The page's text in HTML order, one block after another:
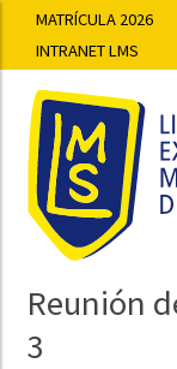
MATRÍCULA 2026
INTRANET LMS
Reunión
3